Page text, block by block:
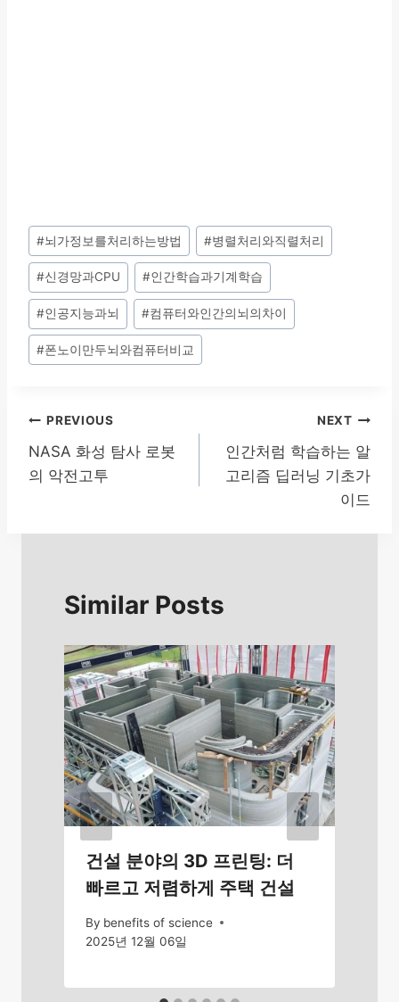
Post
Tags:
#뇌가정보를처리하는방법 #병렬처리와직렬처리
#신경망과CPU #인간학습과기계학습
#인공지능과뇌 #컴퓨터와인간의뇌의차이
#폰노이만두뇌와컴퓨터비교
글
탐
PREVIOUS
NASA 화성 탐사 로봇
의 악전고투
NEXT
인간처럼 학습하는 알
고리즘 딥러닝 기초가
이드
Similar Posts
건설 분야의 3D 프린팅: 더
빠르고 저렴하게 주택 건설
By benefits of science
2025년 12월 06일